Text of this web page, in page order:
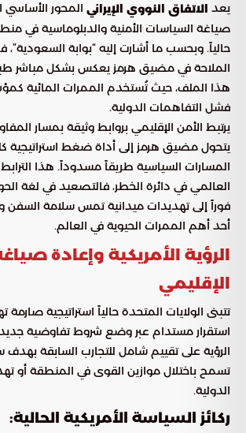
يعد الاتفاق النووي الإيراني المحور الأساسي
صياغة السياسات الأمنية والدبلوماسية في
حالياً. وبحسب ما أشارت إليه “بوابة السعودية”،
الملاحة في مضيق هرمز يعكس بشكل مباشر
هذا الملف، حيث تُستخدم الممرات المائية
فشل التفاهمات الدولية.
يرتبط الأمن الإقليمي بروابط وثيقة بمسار
يتحول مضيق هرمز إلى أداة ضغط استراتيجية
المسارات السياسية طريقاً مسدوداً. هذا
العالمي في دائرة الخطر، فالتصعيد في لغة
فوراً إلى تهديدات ميدانية تمس سلامة السفن
أحد أهم الممرات الحيوية في العالم.
الرؤية الأمريكية وإعادة
الإقليمي
تتبنى الولايات المتحدة حالياً استراتيجية
استقرار مستدام عبر وضع شروط تفاوضية
الرؤية على تقييم شامل للتجارب السابقة بهدف
تسمح باختلال موازين القوى في المنطقة أو
الدولية.
ركائز السياسة الأمريكية الحالية: